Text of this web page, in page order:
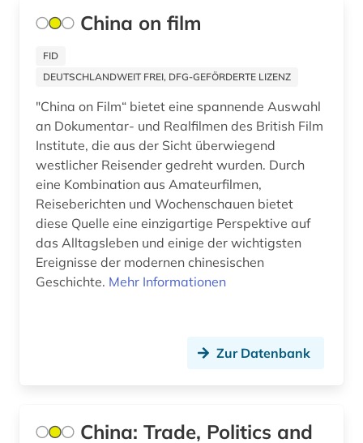
militärwesen (1)
mongolen (1)
moslems (1)
naturwissenschaften (2)
norm (1)
ostasien (6)
pharmazie (1)
Mittelamerika (1)
Niederlande (2)
Nordamerika (1)
Norwegen (1)
Oesterreich (2)
Osmanisches Reich (1)
Ostasien (10)
China on film
FID
DEUTSCHLANDWEIT FREI, DFG-GEFÖRDERTE LIZENZ
"China on Film“ bietet eine spannende Auswahl
an Dokumentar- und Realfilmen des British Film
Institute, die aus der Sicht überwiegend
westlicher Reisender gedreht wurden. Durch
eine Kombination aus Amateurfilmen,
Reiseberichten und Wochenschauen bietet
diese Quelle eine einzigartige Perspektive auf
das Alltagsleben und einige der wichtigsten
Ereignisse der modernen chinesischen
Geschichte. Mehr Informationen
Zur Datenbank
China: Trade, Politics and